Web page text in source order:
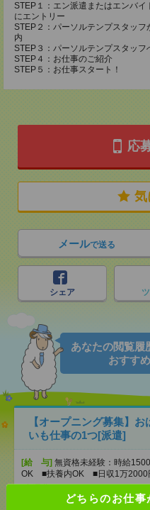
どちらのお仕事
STEP１：エン派遣またはエンバ
にエントリー
STEP２：パーソルテンプスタッ
内
STEP３：パーソルテンプスタッフ
STEP４：お仕事のご紹介
STEP５：お仕事スタート！
応
気
メールで送る
シェア
あなたの閲覧履
おすすめ
【オープニング募集】
いも仕事の1つ[派遣]
[給 与] 無資格未経験：時給
OK ■扶養内OK ■日収1万2000
巣鴨駅/ 目白駅 /北池袋